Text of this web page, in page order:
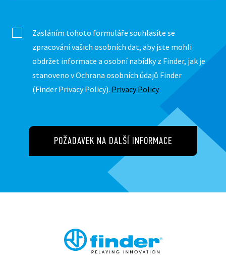
Zasláním tohoto formuláře souhlasíte se
zpracování vašich osobních dat, aby jste mohli
obdržet informace a osobní nabídky z Finder, jak je
stanoveno v Ochrana osobních údajů Finder
(Finder Privacy Policy). Privacy Policy
POŽADAVEK NA DALŠÍ INFORMACE